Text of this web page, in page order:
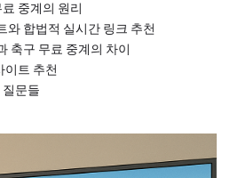
중계의 원리
와 합법적 실시간 링크 추천
축구 무료 중계의 차이
이트 추천
문들